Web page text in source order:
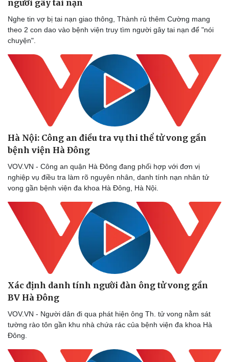
Doanh nghiệp
Thông tin doanh nghiệp
Doanh nghiệp 24h
Doanh nhân
Vì cộng đồng
Sành điệu
Tin Công nghệ
Trải nghiệm
Chuyển đổi số
người gây tai nạn
Nghe tin vợ bị tai nạn giao thông, Thành rủ thêm Cường mang
theo 2 con dao vào bệnh viện truy tìm người gây tai nạn để "nói
chuyện".
Hà Nội: Công an điều tra vụ thi thể tử vong gần
bệnh viện Hà Đông
VOV.VN - Công an quận Hà Đông đang phối hợp với đơn vị
nghiệp vụ điều tra làm rõ nguyên nhân, danh tính nạn nhân tử
vong gần bệnh viện đa khoa Hà Đông, Hà Nội.
Xác định danh tính người đàn ông tử vong gần
BV Hà Đông
VOV.VN - Người dân đi qua phát hiện ông Th. tử vong nằm sát
tường rào tôn gần khu nhà chứa rác của bệnh viện đa khoa Hà
Đông.